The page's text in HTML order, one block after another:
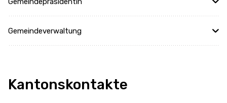
Gemeindeverwaltung
Kantonskontakte